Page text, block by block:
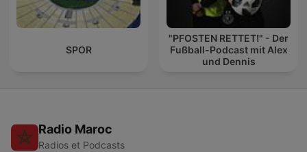
SPOR
"PFOSTEN RETTET!" - Der
Fußball-Podcast mit Alex
und Dennis
Radio Maroc
Radios et Podcasts